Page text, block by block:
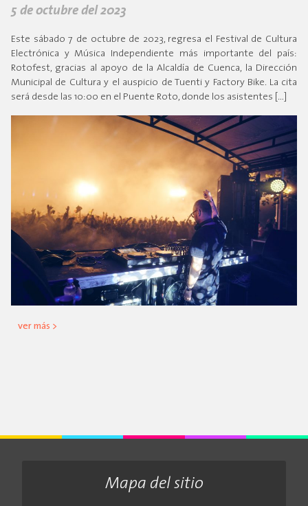
5 de octubre del 2023
Este sábado 7 de octubre de 2023, regresa el Festival de Cultura
Electrónica y Música Independiente más importante del país:
Rotofest, gracias al apoyo de la Alcaldía de Cuenca, la Dirección
Municipal de Cultura y el auspicio de Tuenti y Factory Bike. La cita
será desde las 10:00 en el Puente Roto, donde los asistentes […]
ver más >
Mapa del sitio